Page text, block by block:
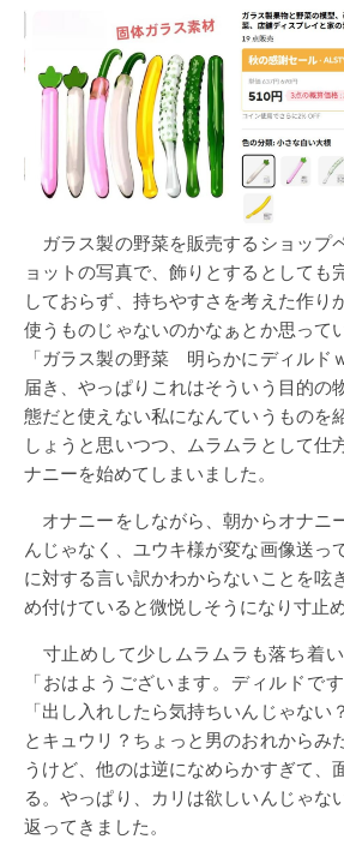
ガラス製の野菜を販売するショップ
ョットの写真で、飾りとするとしても
しておらず、持ちやすさを考えた作り
使うものじゃないのかなぁとか思って
「ガラス製の野菜 明らかにディルド
届き、やっぱりこれはそういう目的の
態だと使えない私になんていうものを
しょうと思いつつ、ムラムラとして仕
ナニーを始めてしまいました。
オナニーをしながら、朝からオナニ
んじゃなく、ユウキ様が変な画像送っ
に対する言い訳かわからないことを呟
め付けていると微悦しそうになり寸止
寸止めして少しムラムラも落ち着
「おはようございます。ディルドで
「出し入れしたら気持ちいんじゃない
とキュウリ？ちょっと男のおれからみ
うけど、他のは逆になめらかすぎて、
る。やっぱり、カリは欲しいんじゃな
返ってきました。